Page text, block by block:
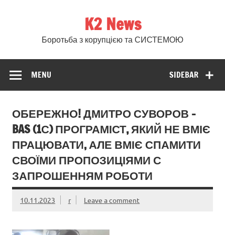
K2 News
Боротьба з корупцією та СИСТЕМОЮ
SIDEBAR
MENU
ОБЕРЕЖНО! ДМИТРО СУВОРОВ –
BAS (1С) ПРОГРАМІСТ, ЯКИЙ НЕ ВМІЄ
ПРАЦЮВАТИ, АЛЕ ВМІЄ СПАМИТИ
СВОЇМИ ПРОПОЗИЦІЯМИ С
ЗАПРОШЕННЯМ РОБОТИ
10.11.2023 r Leave a comment